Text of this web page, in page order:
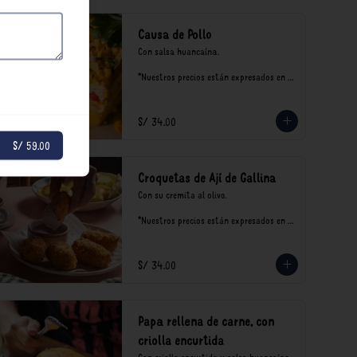
Causa de Pollo
Con salsa huancaína.
*Nuestros precios están expresados en
S/ 34.00
Croquetas de Ají de Gallina
Con su cremita al olivo.
*Nuestros precios están expresados en
S/ 34.00
Papa rellena de carne, con
criolla encurtida
S/ 59.00